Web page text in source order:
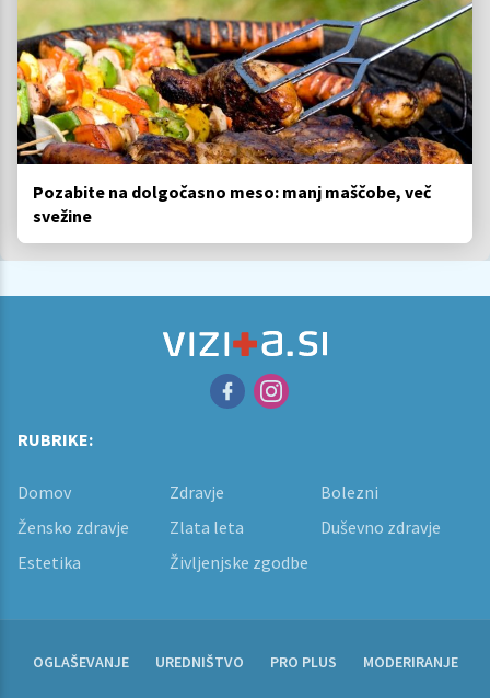
Pozabite na dolgočasno meso: manj maščobe, več
svežine
RUBRIKE:
Domov Zdravje
Bolezni
Žensko zdravje
Zlata leta
Duševno zdravje
Estetika
Življenjske zgodbe
OGLAŠEVANJE UREDNIŠTVO PRO PLUS MODERIRANJE